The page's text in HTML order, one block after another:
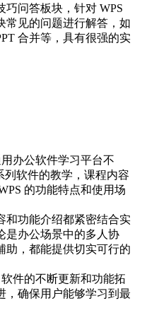
巧问答板块，针对 WPS
常见的问题进行解答，如
合并等，具有很强的实
办公软件学习平台不
列软件的教学，课程内容
的功能特点和使用场
和功能介绍都紧密结合实
是办公场景中的多人协
助，都能提供切实可行的
件的不断更新和功能拓
，确保用户能够学习到最